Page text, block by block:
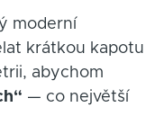
moderní
krátkou kapotu
abychom
— co největší